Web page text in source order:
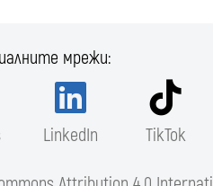
мрежи:
LinkedIn TikTok